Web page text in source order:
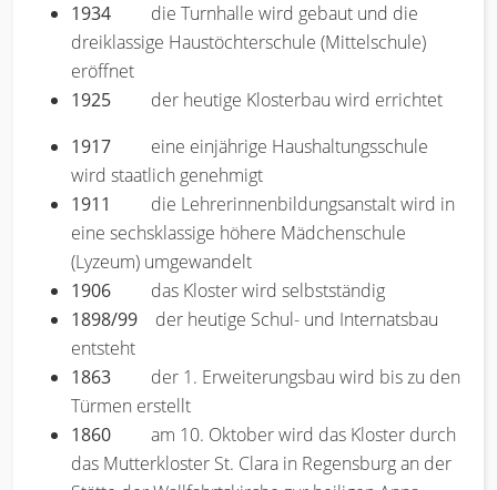
1934 die Turnhalle wird gebaut und die
dreiklassige Haustöchterschule (Mittelschule)
eröffnet
1925 der heutige Klosterbau wird errichtet
1917 eine einjährige Haushaltungsschule
wird staatlich genehmigt
1911 die Lehrerinnenbildungsanstalt wird in
eine sechsklassige höhere Mädchenschule
(Lyzeum) umgewandelt
1906 das Kloster wird selbstständig
1898/99 der heutige Schul- und Internatsbau
entsteht
1863 der 1. Erweiterungsbau wird bis zu den
Türmen erstellt
1860
am 10. Oktober wird das Kloster durch
das Mutterkloster St. Clara in Regensburg an der